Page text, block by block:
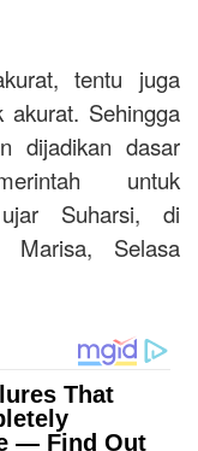
tentu juga
akurat. Sehingga
dijadikan dasar
untuk
ujar Suharsi, di
Marisa, Selasa